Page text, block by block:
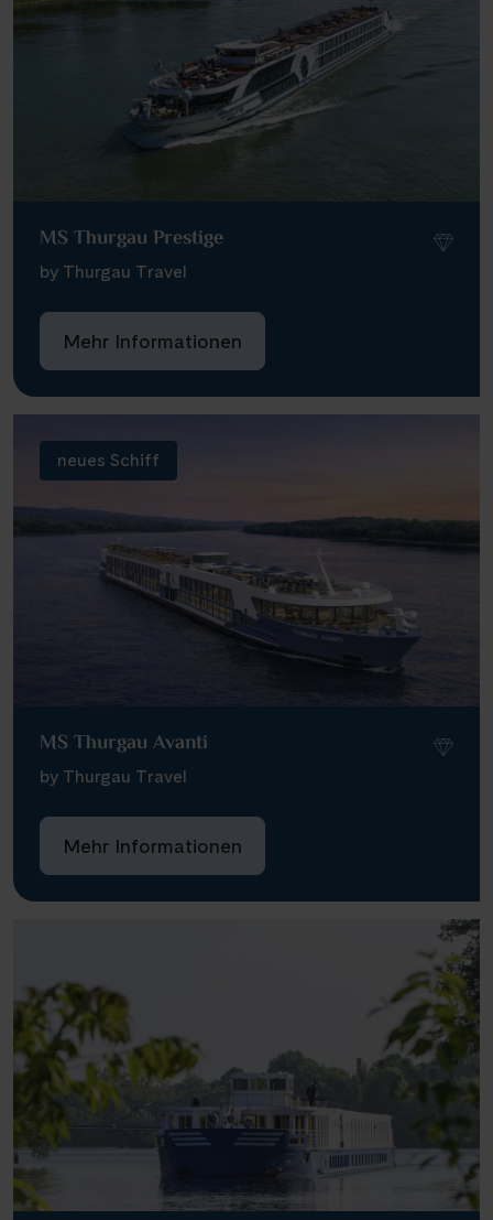
MS Thurgau Prestige
by Thurgau Travel
Mehr Informationen
neues Schiff
MS Thurgau Avanti
by Thurgau Travel
Mehr Informationen